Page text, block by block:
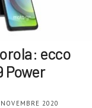
ecco
Power
2020